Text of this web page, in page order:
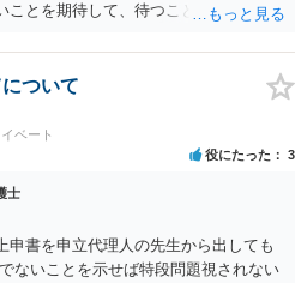
ことを期待して、待つことになるでし
ついて
ベート
役にたった 3
士
申書を申立代理人の先生から出しても
ないことを示せば特段問題視されない